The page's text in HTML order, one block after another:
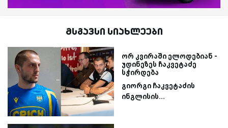
მსგავსი სიახლეები
ორ კვირაში ელოდებიან -
უდინეზეს ჩაკვეტაძე
სჭირდება
გიორგი ჩაკვეტაძის
ინგლისის...